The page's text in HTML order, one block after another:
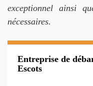
exceptionnel ainsi
nécessaires.
Entreprise de
Escots